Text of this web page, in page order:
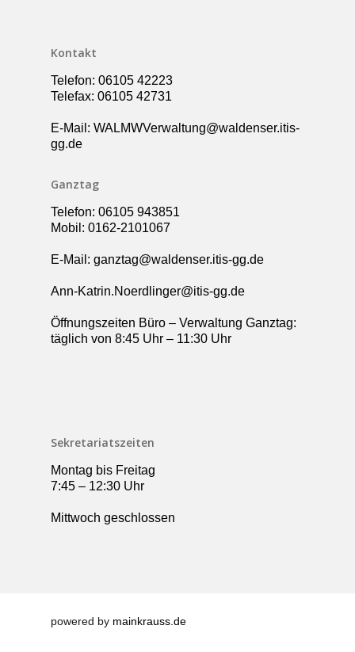
Kontakt
Telefon: 06105 42223
Telefax: 06105 42731
E-Mail: WALMWVerwaltung@waldenser.itis-
gg.de
Ganztag
Telefon: 06105 943851
Mobil: 0162-2101067
E-Mail: ganztag@waldenser.itis-gg.de
Ann-Katrin.Noerdlinger@itis-gg.de
Öffnungszeiten Büro – Verwaltung Ganztag:
täglich von 8:45 Uhr – 11:30 Uhr
Sekretariatszeiten
Montag bis Freitag
7:45 – 12:30 Uhr
Mittwoch geschlossen
powered by mainkrauss.de